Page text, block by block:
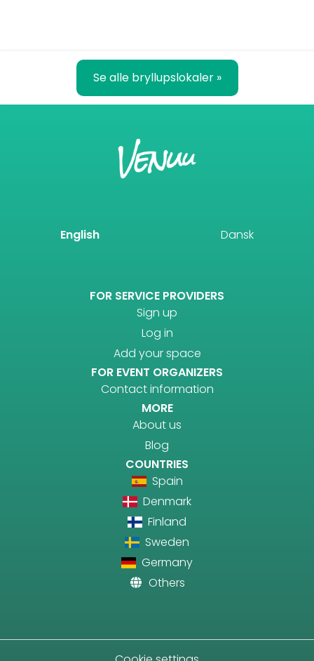
Se alle bryllupslokaler »
English Dansk
FOR SERVICE PROVIDERS
Sign up
Log in
Add your space
FOR EVENT ORGANIZERS
Contact information
MORE
About us
Blog
COUNTRIES
Spain
Denmark
Finland
Sweden
Germany
Others